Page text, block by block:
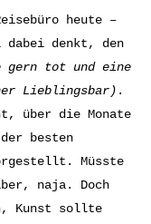
heute –
dabei denkt, den
gern tot und eine
Lieblingsbar) .
über die Monate
besten
Müsste
naja. Doch
Kunst sollte